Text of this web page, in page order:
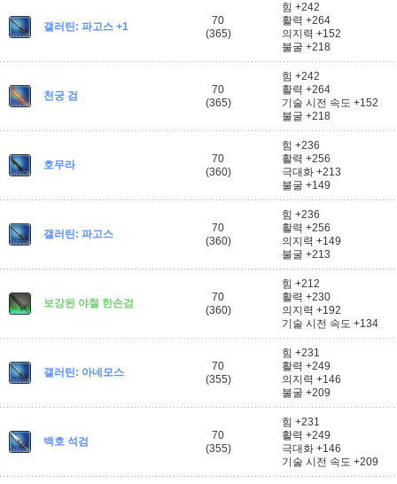
갤러틴: 파고스 +1
70
(365)
힘 +242
활력 +264
의지력 +152
불굴 +218
천궁 검
70
(365)
힘 +242
활력 +264
기술 시전 속도 +152
불굴 +218
호무라
70
(360)
힘 +236
활력 +256
극대화 +213
불굴 +149
갤러틴: 파고스
70
(360)
힘 +236
활력 +256
의지력 +149
불굴 +213
보강된 야철 한손검
70
(360)
힘 +212
활력 +230
의지력 +192
기술 시전 속도 +134
갤러틴: 아네모스
70
(355)
힘 +231
활력 +249
의지력 +146
불굴 +209
백호 석검
70
(355)
힘 +231
활력 +249
극대화 +146
기술 시전 속도 +209